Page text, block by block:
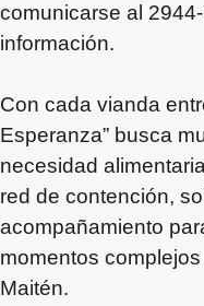
comunicarse al
información.
Con cada vianda
Esperanza” busca
necesidad
red de contención,
acompañamiento
momentos
Maitén.